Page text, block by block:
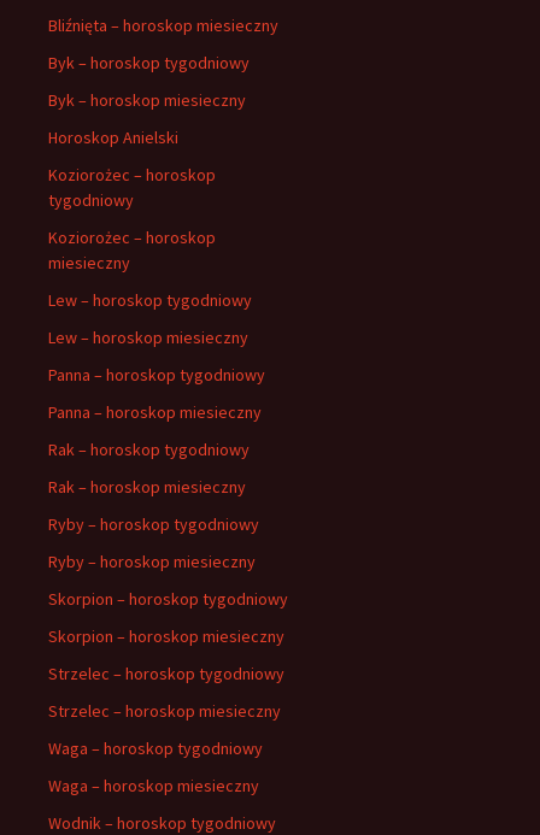
Bliźnięta – horoskop miesieczny
Byk – horoskop tygodniowy
Byk – horoskop miesieczny
Horoskop Anielski
Koziorożec – horoskop
tygodniowy
Koziorożec – horoskop
miesieczny
Lew – horoskop tygodniowy
Lew – horoskop miesieczny
Panna – horoskop tygodniowy
Panna – horoskop miesieczny
Rak – horoskop tygodniowy
Rak – horoskop miesieczny
Ryby – horoskop tygodniowy
Ryby – horoskop miesieczny
Skorpion – horoskop tygodniowy
Skorpion – horoskop miesieczny
Strzelec – horoskop tygodniowy
Strzelec – horoskop miesieczny
Waga – horoskop tygodniowy
Waga – horoskop miesieczny
Wodnik – horoskop tygodniowy